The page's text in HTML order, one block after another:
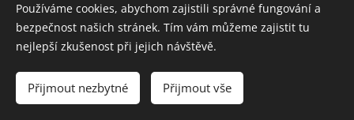
RYCHLÝ KONTAKT
Michal Francke
+420 739 520 440
info@jizerun.cz
Vytvořeno službou Webnode
Používáme cookies, abychom zajistili správné fungování a
bezpečnost našich stránek. Tím vám můžeme zajistit tu
nejlepší zkušenost při jejich návštěvě.
Přijmout nezbytné Přijmout vše